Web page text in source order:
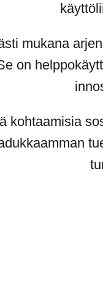
mukana
on
kohtaamisia